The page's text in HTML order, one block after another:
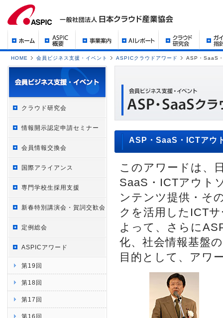
HOME 会員ビジネス支援・イベント ASPICクラウドアワード ASP・SaaS
クラウド研究会
情報開示認定申請セミナー
会員情報交換会
国際アライアンス
専門学校生採用支援
新春特別講演会・賀詞交歓会
定例総会
ASPICアワード
第19回
第18回
第17回
第16回
ASP・SaaS・ICTアウ
このアワードは、
SaaS・ICTアウト
ンテンツ提供・そ
クを活用したICT
よって、さらに
化、社会情報基盤
目的として、アワ